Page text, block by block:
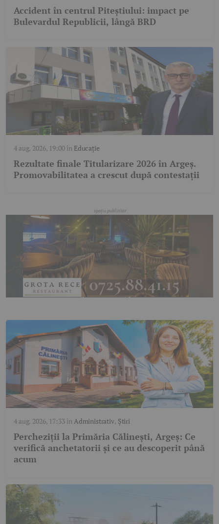
Accident în centrul Piteștiului: impact pe
Bulevardul Republicii, lângă BRD
4 aug. 2026, 19:00în Educație
Rezultate finale Titularizare 2026 în Argeș.
Promovabilitatea a crescut după contestații
4 aug. 2026, 17:33înAdministrativ, Știri
Percheziții la Primăria Călinești, Argeș: Ce
verifică anchetatorii și ce au descoperit până
acum